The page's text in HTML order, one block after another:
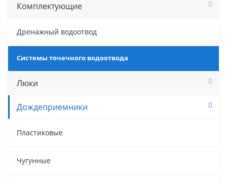
Комплектующие
Дренажный водоотвод
Системы точечного водоотвода
Люки
Дождеприемники
Пластиковые
Чугунные